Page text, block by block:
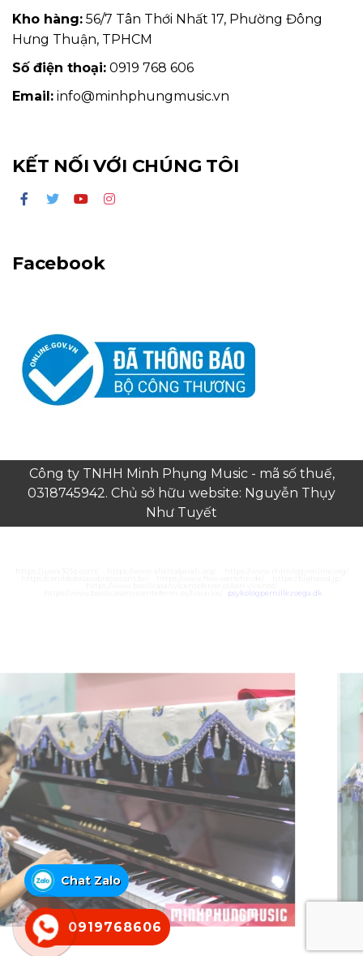
Kho hàng: 56/7 Tân Thới Nhất 17, Phường Đông
Hưng Thuận, TPHCM
Số điện thoại: 0919 768 606
Email: info@minhphungmusic.vn
KẾT NỐI VỚI CHÚNG TÔI
Facebook
Công ty TNHH Minh Phụng Music - mã số thuế,
0318745942. Chủ sở hữu website: Nguyễn Thụy
Như Tuyết
0919768606
Chat Zalo
psykologpernillezoega.dk